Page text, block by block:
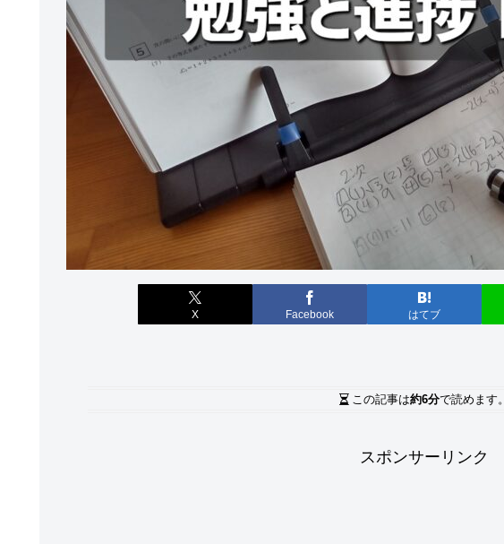
X Facebook はてブ
この記事は約6分で読めます。
スポンサーリンク